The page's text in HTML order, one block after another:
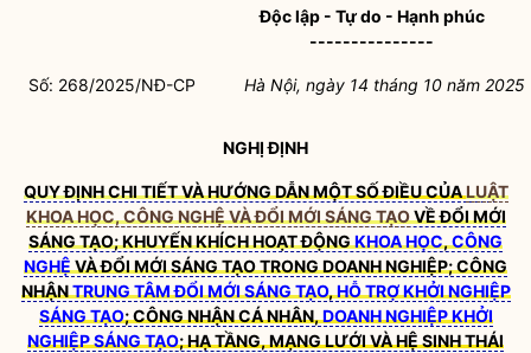
Độc lập - Tự do - Hạnh phúc
---------------
Số: 268/2025/NĐ-CP Hà Nội, ngày 14 tháng 10 năm 2025
NGHỊ ĐỊNH
QUY ĐỊNH CHI TIẾT VÀ HƯỚNG DẪN MỘT SỐ ĐIỀU CỦALUẬT
KHOA HỌC, CÔNG NGHỆ VÀ ĐỔI MỚI SÁNG TẠOVỀ ĐỔI MỚI
SÁNG TẠO; KHUYẾN KHÍCH HOẠT ĐỘNGKHOA HỌC,CÔNG
NGHỆVÀ ĐỔI MỚI SÁNG TẠO TRONG DOANH NGHIỆP; CÔNG
NHẬNTRUNG TÂM ĐỔI MỚI SÁNG TẠO,HỖ TRỢ KHỞI NGHIỆP
SÁNG TẠO; CÔNG NHẬN CÁ NHÂN,DOANH NGHIỆP KHỞI
NGHIỆP SÁNG TẠO; HẠ TẦNG, MẠNG LƯỚI VÀ HỆ SINH THÁI